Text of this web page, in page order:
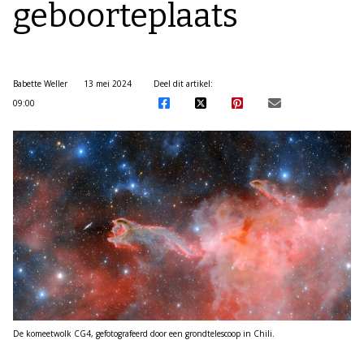
geboorteplaats
Babette Weller
13 mei 2024
09:00
Deel dit artikel:
De komeetwolk CG4, gefotografeerd door een grondtelescoop in Chili.